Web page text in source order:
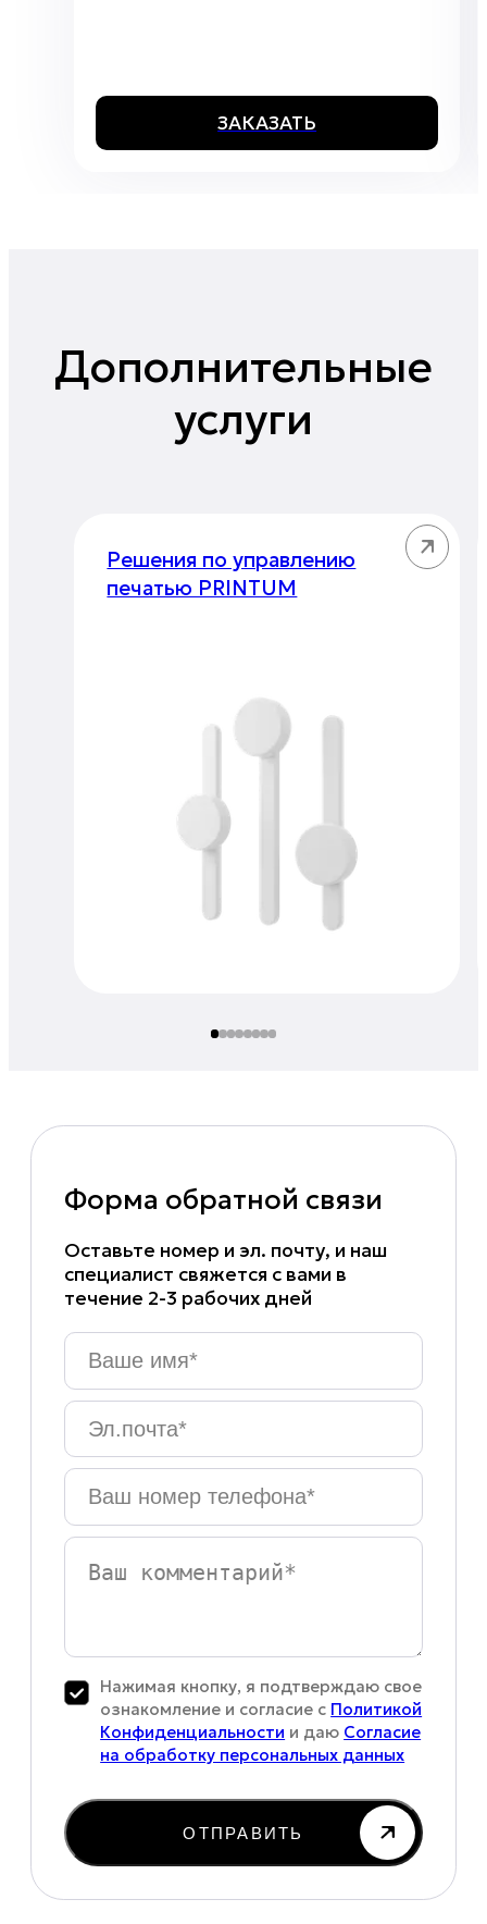
ЗАКАЗАТЬ
Дополнительные
услуги
Решения по управлению
печатью PRINTUM
Форма обратной связи
Оставьте номер и эл. почту, и наш
специалист свяжется с вами в
течение 2-3 рабочих дней
Ваше
имя*
Эл.почта
Ваш
номер
телефона*
Ваш
комментарий
Нажимая кнопку, я подтверждаю свое
ознакомление и согласие с Политикой
Конфиденциальности и даю Согласие
на обработку персональных данных
ОТПРАВИТЬ